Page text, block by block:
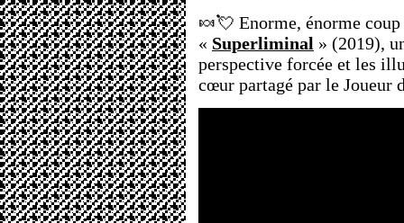
🍬💘 Enorme, énorme
« Superliminal » (2019),
perspective forcée et les
cœur partagé par le Joueur